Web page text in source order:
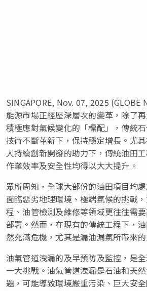
SINGAPORE, Nov. 07, 2025 (GLOBE
能源市場正經歷深層次的變革，除了
積極應對氣候變化的「標配」，傳統
技術不斷革新下，保持穩定增長。尤
人持續創新開發的助力下，傳統油田
作業效率及安全性均得以大大提升。
眾所周知，全球大部份的油田項目均
面臨惡劣地理環境、極端氣候的挑戰
程、油管檢測及維修等領域更往往需
部署。然而，在現有的傳統工程下，
然充滿危機，尤其是漏油漏氣所帶來
油氣管道洩漏的及早預防及監控，是
一大挑戰。油氣管道洩漏是石油和天
題，可能導致環境嚴重污染、巨大安